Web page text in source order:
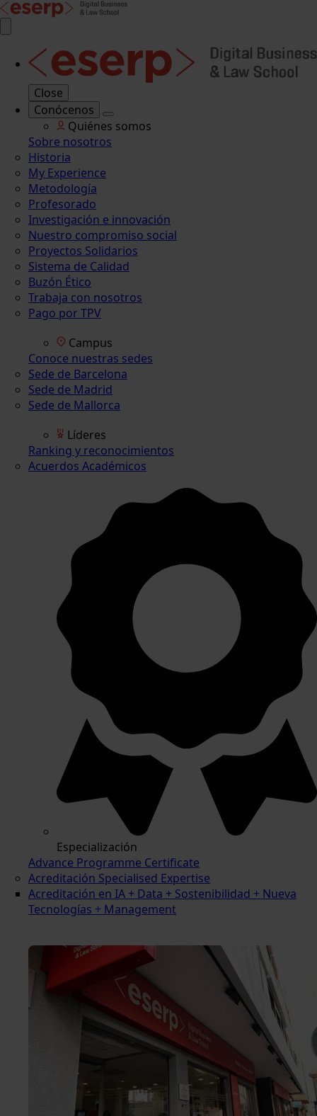
Close
Conócenos
Quiénes somos
Sobre nosotros
Historia
My Experience
Metodología
Profesorado
Investigación e innovación
Nuestro compromiso social
Proyectos Solidarios
Sistema de Calidad
Buzón Ético
Trabaja con nosotros
Pago por TPV
Campus
Conoce nuestras sedes
Sede de Barcelona
Sede de Madrid
Sede de Mallorca
Líderes
Ranking y reconocimientos
Acuerdos Académicos
Especialización
Advance Programme Certificate
Acreditación Specialised Expertise
Acreditación en IA + Data + Sostenibilidad + Nueva
Tecnologías + Management